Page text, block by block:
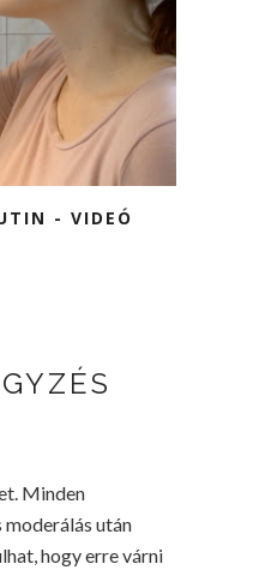
- VIDEÓ
Minden
után
hogy erre várni